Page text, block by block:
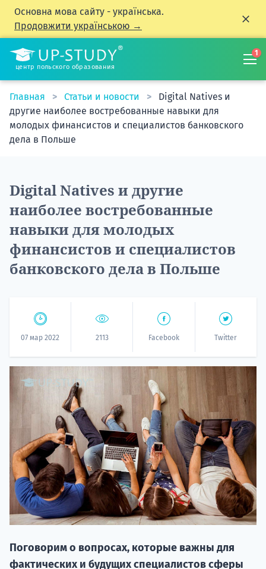
Основна мова сайту - українська.
Продовжити українською →
центр польского образования
1
Главная Статьи и новости
Digital Natives и
другие наиболее востребованные навыки для
молодых финансистов и специалистов банковского
дела в Польше
Digital Natives и другие
наиболее востребованные
навыки для молодых
финансистов и специалистов
банковского дела в Польше
07 мар 2022 2113 Facebook Twitter
Поговорим о вопросах, которые важны для
фактических и будущих специалистов сферы
НАБОР